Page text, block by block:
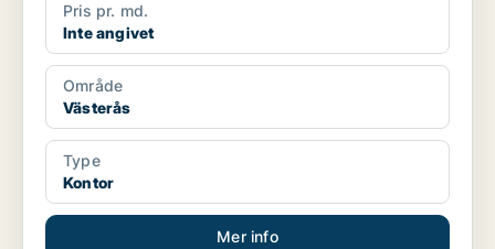
Pris pr. md.
Inte angivet
Område
Västerås
Type
Kontor
Mer info